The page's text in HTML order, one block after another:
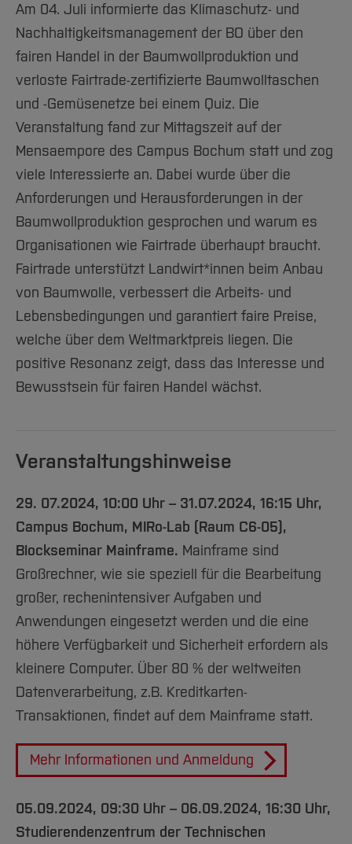
Am 04. Juli informierte das Klimaschutz- und
Nachhaltigkeitsmanagement der BO über den
fairen Handel in der Baumwollproduktion und
verloste Fairtrade-zertifizierte Baumwolltaschen
und -Gemüsenetze bei einem Quiz. Die
Veranstaltung fand zur Mittagszeit auf der
Mensaempore des Campus Bochum statt und zog
viele Interessierte an. Dabei wurde über die
Anforderungen und Herausforderungen in der
Baumwollproduktion gesprochen und warum es
Organisationen wie Fairtrade überhaupt braucht.
Fairtrade unterstützt Landwirt*innen beim Anbau
von Baumwolle, verbessert die Arbeits- und
Lebensbedingungen und garantiert faire Preise,
welche über dem Weltmarktpreis liegen. Die
positive Resonanz zeigt, dass das Interesse und
Bewusstsein für fairen Handel wächst.
Veranstaltungshinweise
29. 07.2024, 10:00 Uhr – 31.07.2024, 16:15 Uhr,
Campus Bochum, MIRo-Lab (Raum C6-05),
Blockseminar Mainframe. Mainframe sind
Großrechner, wie sie speziell für die Bearbeitung
großer, rechenintensiver Aufgaben und
Anwendungen eingesetzt werden und die eine
höhere Verfügbarkeit und Sicherheit erfordern als
kleinere Computer. Über 80 % der weltweiten
Datenverarbeitung, z.B. Kreditkarten-
Transaktionen, findet auf dem Mainframe statt.
Mehr Informationen und Anmeldung
05.09.2024, 09:30 Uhr – 06.09.2024, 16:30 Uhr,
Studierendenzentrum der Technischen